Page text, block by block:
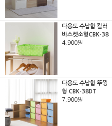
다용도 수납함 컬러
바스켓소형CBK-38
4,900원
다용도 수납함 뚜껑
형 CBK-38DT
7,900원